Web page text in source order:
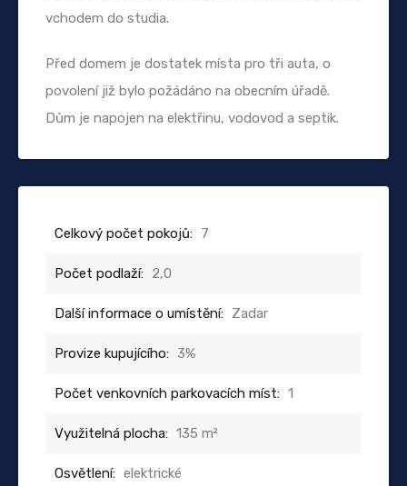
vchodem do studia.
Před domem je dostatek místa pro tři auta, o
povolení již bylo požádáno na obecním úřadě.
Dům je napojen na elektřinu, vodovod a septik.
Celkový počet pokojů: 7
Počet podlaží: 2,0
Další informace o umístění: Zadar
Provize kupujícího: 3%
Počet venkovních parkovacích míst: 1
Využitelná plocha: 135 m²
Osvětlení: elektrické